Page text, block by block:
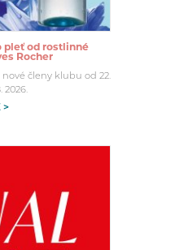
pleť od rostlinné
Rocher
členy klubu od 22.
2026.
>